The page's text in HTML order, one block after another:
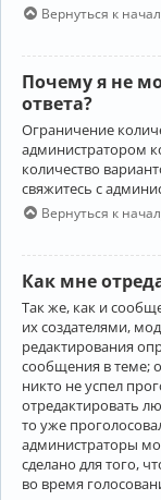
Вернуться к
Почему я не
ответа?
Ограничение
администратором
количество
свяжитесь с
Вернуться к
Как мне
Так же, как и
их создателями,
редактирования
сообщения в теме;
никто не успел
отредактировать
то уже
администраторы
сделано для того,
во время